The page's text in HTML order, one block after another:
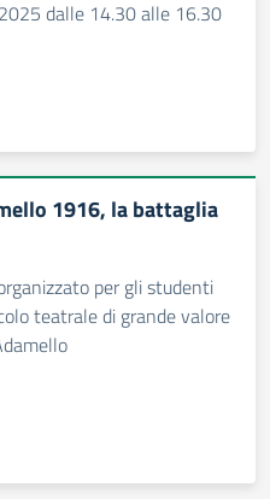
dalle 14.30 alle 16.30
1916, la battaglia
per gli studenti
teatrale di grande valore